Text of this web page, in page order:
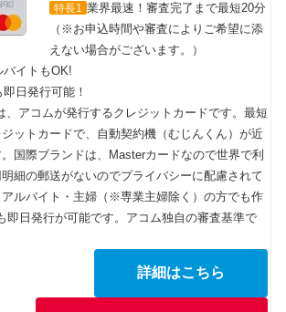
特長1 業界最速！審査完了まで最短20分
（※お申込時間や審査によりご希望に添
えない場合がございます。）
イトもOK!
日発行可能！
、アコムが発行するクレジットカードです。最短
ットカードで、自動契約機（むじんくん）が近
国際ブランドは、Masterカードなので世界で利
細の郵送がないのでプライバシーに配慮されて
ルバイト・主婦（※専業主婦除く）の方でも作
即日発行が可能です。アコム独自の審査基準で
詳細はこちら